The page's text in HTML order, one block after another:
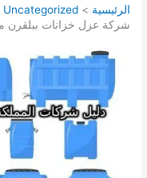
الرئيسية
Uncategorized
شركة عزل خزانات ببلقرن